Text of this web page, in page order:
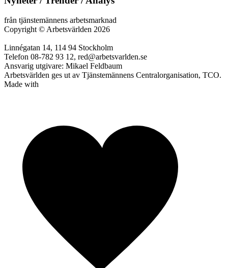
från tjänstemännens arbetsmarknad
Copyright © Arbetsvärlden 2026
Linnégatan 14, 114 94 Stockholm
Telefon 08-782 93 12, red@arbetsvarlden.se
Ansvarig utgivare: Mikael Feldbaum
Arbetsvärlden ges ut av Tjänstemännens Centralorganisation, TCO.
Made with